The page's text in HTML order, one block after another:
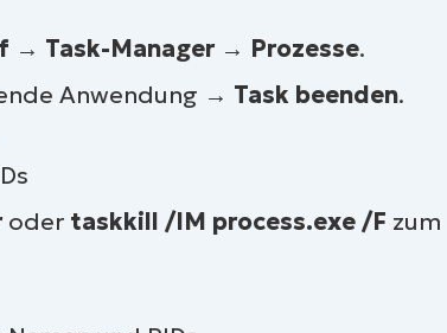
Windows mit Tools von Drittanbietern
→ Task-Manager→ Prozesse.
Anwendung → Task beenden.
oder taskkill /IM process.exe /F zum